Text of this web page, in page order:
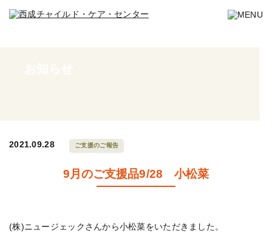
2021.09.28 ご支援のご報告
9月のご支援品9/28 小松菜
(株)ニュージェックさんから小松菜をいただきました。